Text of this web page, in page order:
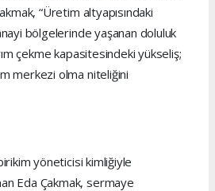
“Üretim altyapısındaki
bölgelerinde yaşanan doluluk
çekme kapasitesindeki yükseliş;
merkezi olma niteliğini
yöneticisi kimliğiyle
Eda Çakmak, sermaye